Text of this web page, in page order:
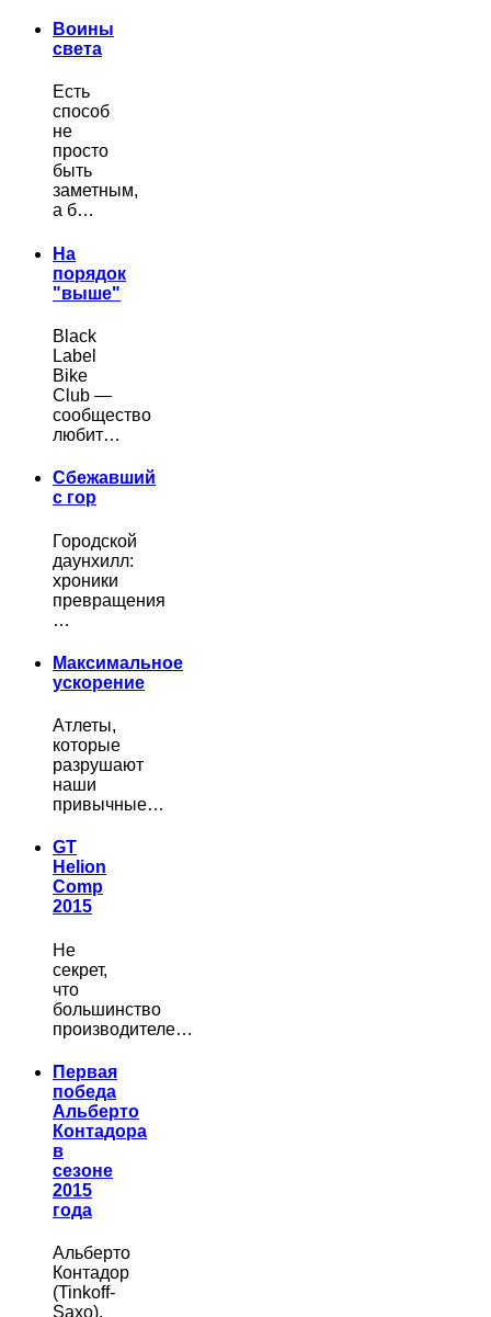
Воины
света
Есть
способ
не
просто
быть
заметным,
а б…
На
порядок
"выше"
Black
Label
Bike
Club —
сообщество
любит…
Сбежавший
с гор
Городской
даунхилл:
хроники
превращения
…
Максимальное
ускорение
Атлеты,
которые
разрушают
наши
привычные…
GT
Helion
Comp
2015
Не
секрет,
что
большинство
производителе…
Первая
победа
Альберто
Контадора
в
сезоне
2015
года
Альберто
Контадор
(Tinkoff-
Saxo),